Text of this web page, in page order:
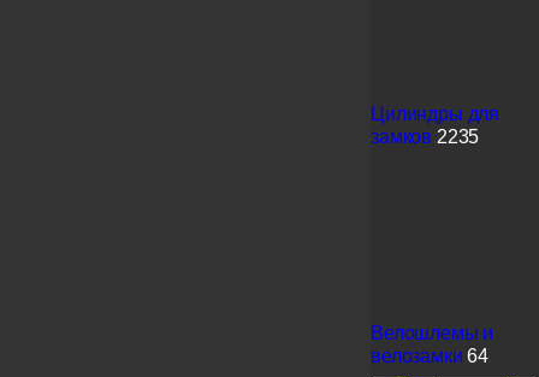
Цилиндры для
замков 2235
Велошлемы и
велозамки 64